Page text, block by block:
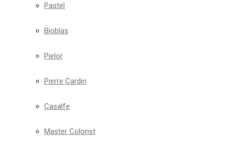
Pastel
Bioblas
Pielor
Pierre Cardin
Casalfe
Master Colorist